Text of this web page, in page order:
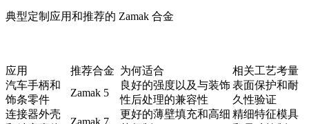
典型定制应用和推荐的 Zamak 合金
应用 推荐合金 为何适合
相关工艺考量
汽车手柄和
饰条零件
Zamak 5
良好的强度以及与装饰
性后处理的兼容性
表面保护和耐
久性验证
连接器外壳
Zamak 7
更好的薄壁填充和高细 精细特征模具